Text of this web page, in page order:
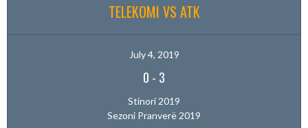
TELEKOMI VS ATK
July 4, 2019
0 - 3
Stinori 2019
Sezoni Pranverë 2019